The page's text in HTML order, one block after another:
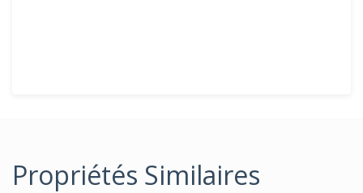
Propriétés Similaires